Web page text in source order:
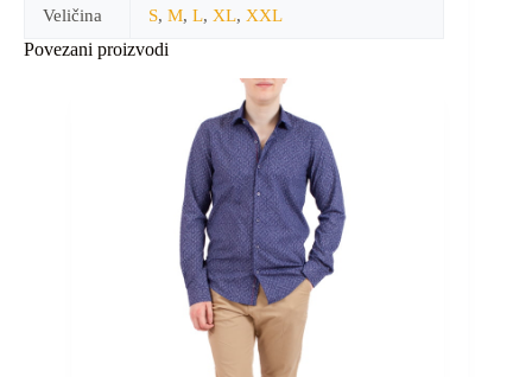
Veličina S, M, L, XL, XXL
Povezani proizvodi